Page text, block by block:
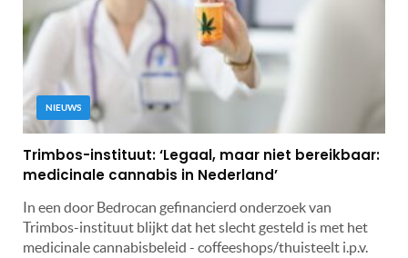
NIEUWS
Trimbos-instituut: ‘Legaal, maar niet bereikbaar:
medicinale cannabis in Nederland’
In een door Bedrocan gefinancierd onderzoek van
Trimbos-instituut blijkt dat het slecht gesteld is met het
medicinale cannabisbeleid - coffeeshops/thuisteelt i.p.v.